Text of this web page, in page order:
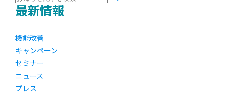
最新情報
機能改善
キャンペーン
セミナー
ニュース
プレス